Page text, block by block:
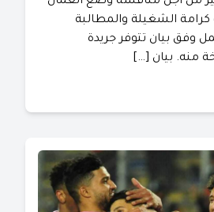
كرامة الشغيلة والمطالبة
وفق بيان تتوفر جريدة